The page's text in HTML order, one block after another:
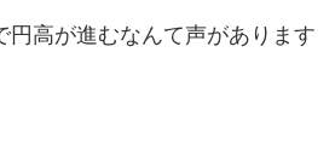
高が進むなんて声があります